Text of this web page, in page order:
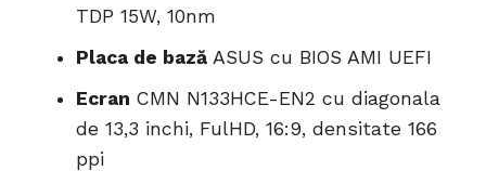
TDP 15W, 10nm
Placa de bazăASUS cu BIOS AMI UEFI
Ecran CMN N133HCE-EN2 cu diagonala
de 13,3 inchi, FulHD, 16:9, densitate 166
ppi